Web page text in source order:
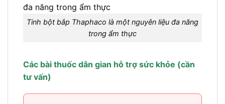
Tinh bột bắp Thaphaco là một nguyên liệu đa năng
trong ẩm thực
Các bài thuốc dân gian hỗ trợ sức khỏe (cần
tư vấn)